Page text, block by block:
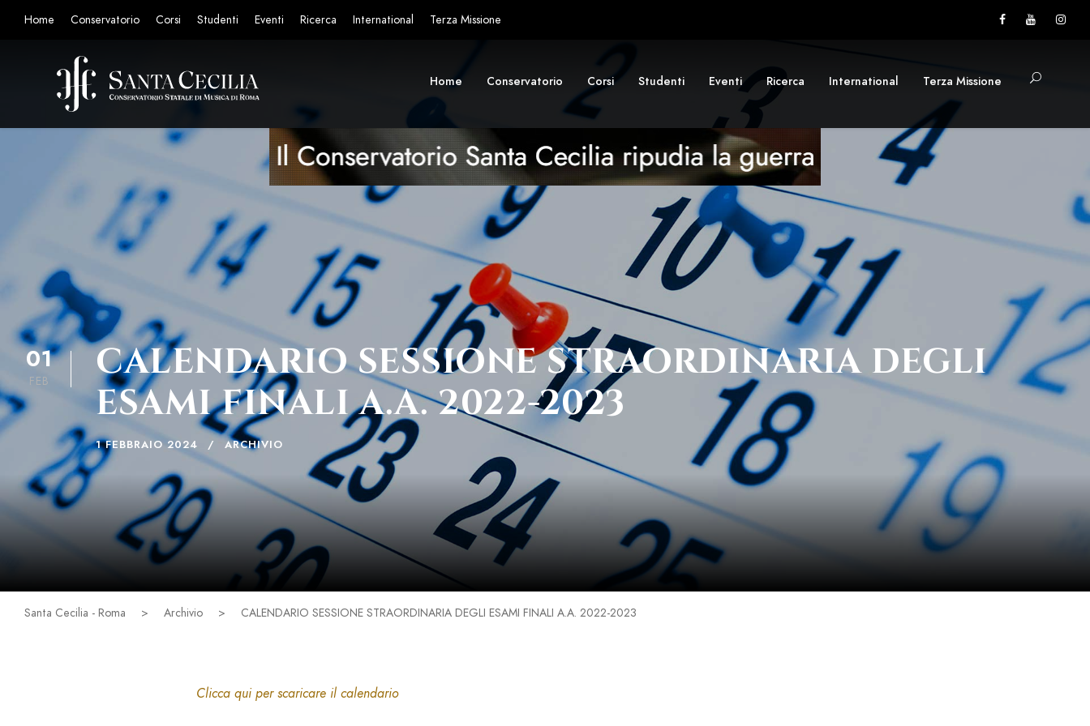
Home Conservatorio Corsi Studenti Eventi Ricerca International Terza Missione
Home Conservatorio Corsi Studenti Eventi Ricerca International Terza Missione
01
FEB
CALENDARIO SESSIONE STRAORDINARIA DEGLI
ESAMI FINALI A.A. 2022-2023
1 FEBBRAIO 2024 ARCHIVIO
Santa Cecilia - Roma > Archivio > CALENDARIO SESSIONE STRAORDINARIA DEGLI ESAMI FINALI A.A. 2022-2023
Clicca qui per scaricare il calendario